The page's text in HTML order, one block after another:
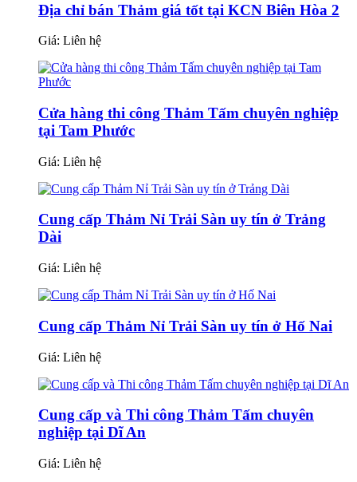
Địa chỉ bán Thảm giá tốt tại KCN Biên Hòa 2
Giá: Liên hệ
Cửa hàng thi công Thảm Tấm chuyên nghiệp
tại Tam Phước
Giá: Liên hệ
Cung cấp Thảm Nỉ Trải Sàn uy tín ở Trảng
Dài
Giá: Liên hệ
Cung cấp Thảm Nỉ Trải Sàn uy tín ở Hố Nai
Giá: Liên hệ
Cung cấp và Thi công Thảm Tấm chuyên
nghiệp tại Dĩ An
Giá: Liên hệ